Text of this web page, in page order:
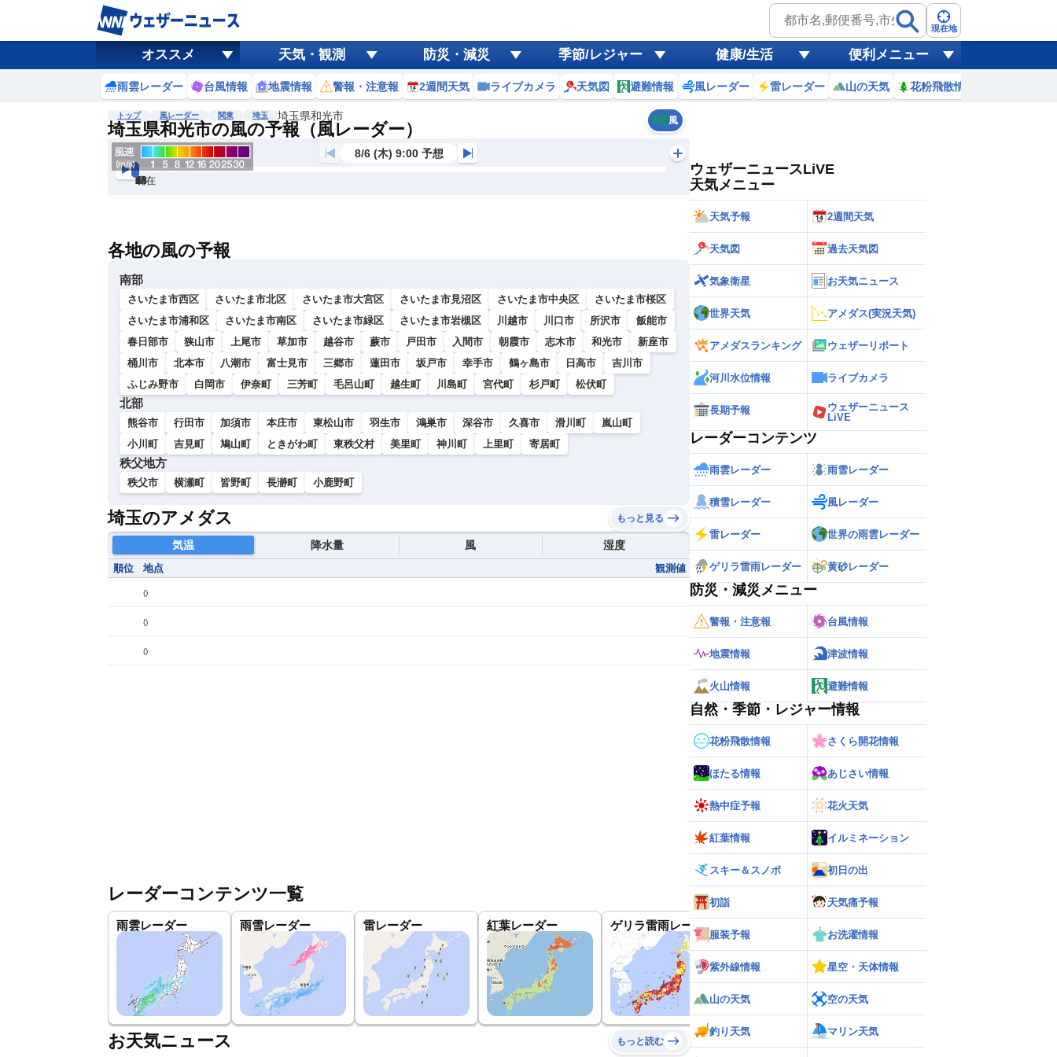
現在地
オススメ 天気・観測 防災・減災 季節/レジャー 健康/生活 便利メニュー
雨雲レーダー 台風情報 地震情報 警報・注意報 2週間天気 ライブカメラ 天気図 避難情報 風レーダー 雷レーダー 山の天気 花粉飛散情報
トップ 風レーダー 関東 埼玉 埼玉県和光市
埼玉県和光市の風の予報（風レーダー） 風
風
黄砂
天気 台風
8/6 (木) 9:00 予想
現在
6h
12
24
36
48
60
72
各地の風の予報
南部
さいたま市西区 さいたま市北区 さいたま市大宮区 さいたま市見沼区 さいたま市中央区
さいたま市桜区
さいたま市浦和区
さいたま市南区 さいたま市緑区 さいたま市岩槻区 川越市 川口市 所沢市
飯能市
春日部市
狭山市 上尾市 草加市 越谷市 蕨市 戸田市 入間市 朝霞市 志木市 和光市
新座市
桶川市
北本市 八潮市 富士見市 三郷市 蓮田市 坂戸市 幸手市 鶴ヶ島市 日高市
吉川市
ふじみ野市
白岡市 伊奈町 三芳町 毛呂山町 越生町 川島町 宮代町 杉戸町 松伏町
北部
熊谷市 行田市 加須市 本庄市 東松山市 羽生市 鴻巣市 深谷市 久喜市 滑川町
嵐山町
小川町
吉見町 鳩山町 ときがわ町 東秩父村 美里町 神川町 上里町 寄居町
秩父地方
秩父市 横瀬町 皆野町 長瀞町 小鹿野町
埼玉のアメダス もっと見る
気温 降水量 風 湿度
順位 地点 観測値
()
()
()
レーダーコンテンツ一覧
雨雲レーダー 雨雪レーダー 雷レーダー 紅葉レーダー ゲリラ雷雨レーダー 世界の雨雲レーダー
お天気ニュース もっと読む
ウェザーニュースLiVE
天気メニュー
天気予報 2週間天気
天気図 過去天気図
気象衛星 お天気ニュース
世界天気 アメダス(実況天気)
アメダスランキング ウェザーリポート
河川水位情報 ライブカメラ
長期予報
ウェザーニュース
LiVE
レーダーコンテンツ
雨雲レーダー 雨雪レーダー
積雪レーダー 風レーダー
雷レーダー 世界の雨雲レーダー
ゲリラ雷雨レーダー 黄砂レーダー
防災・減災メニュー
警報・注意報 台風情報
地震情報 津波情報
火山情報 避難情報
自然・季節・レジャー情報
花粉飛散情報 さくら開花情報
ほたる情報 あじさい情報
熱中症予報 花火天気
紅葉情報 イルミネーション
スキー＆スノボ 初日の出
初詣 天気痛予報
服装予報 お洗濯情報
紫外線情報 星空・天体情報
山の天気 空の天気
釣り天気 マリン天気